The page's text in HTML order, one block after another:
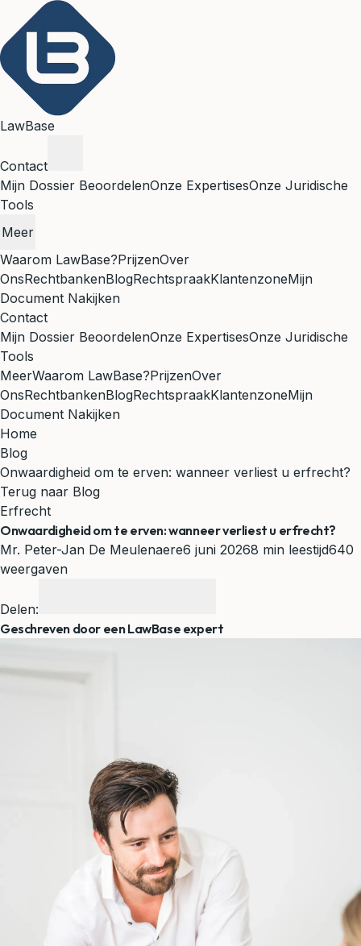
LawBase
Contact
Mijn Dossier BeoordelenOnze ExpertisesOnze Juridische
Tools
Meer
Waarom LawBase?PrijzenOver
OnsRechtbankenBlogRechtspraakKlantenzoneMijn
Document Nakijken
Contact
Mijn Dossier BeoordelenOnze ExpertisesOnze Juridische
Tools
MeerWaarom LawBase?PrijzenOver
OnsRechtbankenBlogRechtspraakKlantenzoneMijn
Document Nakijken
Home
Blog
Onwaardigheid om te erven: wanneer verliest u erfrecht?
Terug naar Blog
Erfrecht
Onwaardigheid om te erven: wanneer verliest u erfrecht?
Mr. Peter-Jan De Meulenaere6 juni 20268 min leestijd640
weergaven
Delen:
Geschreven door een LawBase expert